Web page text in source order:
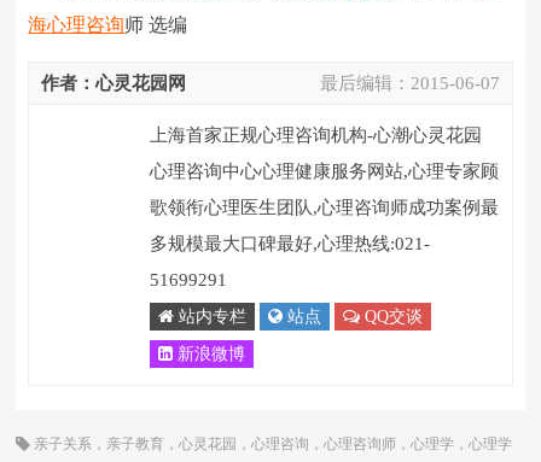
海心理咨询师 选编
最后编辑： 2015-06-07
作者：心灵花园网
上海首家正规心理咨询机构-心潮心灵花园
心理咨询中心心理健康服务网站,心理专家顾
歌领衔心理医生团队,心理咨询师成功案例最
多规模最大口碑最好,心理热线:021-
51699291
站内专栏 站点 QQ交谈
新浪微博
亲子关系 ， 亲子教育 ，心灵花园 ，心理咨询 ，心理咨询师 ，心理学 ，心理学